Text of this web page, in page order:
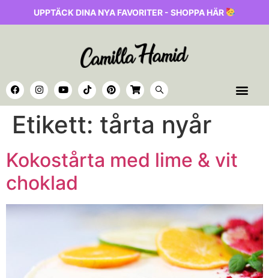
UPPTÄCK DINA NYA FAVORITER - SHOPPA HÄR
Etikett: tårta nyår
Kokostårta med lime & vit
choklad